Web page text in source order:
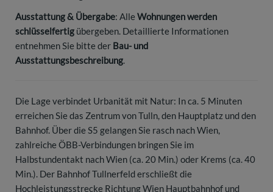
Ausstattung & Übergabe: Alle Wohnungen werden
schlüsselfertig übergeben. Detaillierte Informationen
entnehmen Sie bitte der Bau- und
Ausstattungsbeschreibung.
Die Lage verbindet Urbanität mit Natur: In ca. 5 Minuten
erreichen Sie das Zentrum von Tulln, den Hauptplatz und den
Bahnhof. Über die S5 gelangen Sie rasch nach Wien,
zahlreiche ÖBB-Verbindungen bringen Sie im
Halbstundentakt nach Wien (ca. 20 Min.) oder Krems (ca. 40
Min.). Der Bahnhof Tullnerfeld erschließt die
Hochleistungsstrecke Richtung Wien Hauptbahnhof und